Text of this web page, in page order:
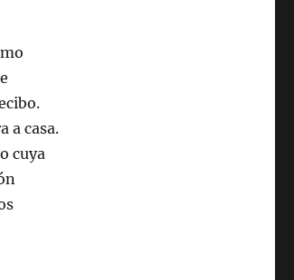
a casa.
cuya